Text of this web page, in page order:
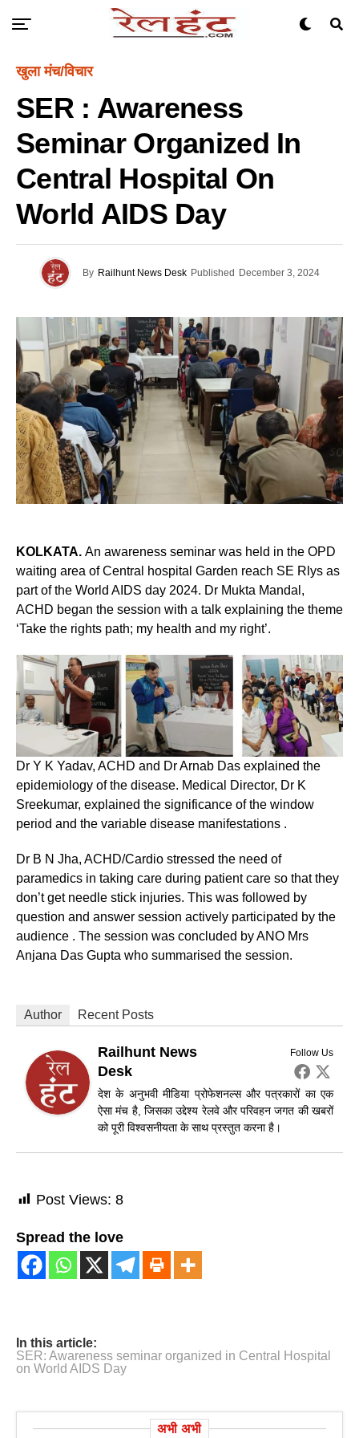
खुला मंच/विचार
SER : Awareness
Seminar Organized In
Central Hospital On
World AIDS Day
By Railhunt News Desk Published December 3, 2024
KOLKATA. An awareness seminar was held in the OPD
waiting area of Central hospital Garden reach SE Rlys as
part of the World AIDS day 2024. Dr Mukta Mandal,
ACHD began the session with a talk explaining the theme
‘Take the rights path; my health and my right’.
Dr Y K Yadav, ACHD and Dr Arnab Das explained the
epidemiology of the disease. Medical Director, Dr K
Sreekumar, explained the significance of the window
period and the variable disease manifestations .
Dr B N Jha, ACHD/Cardio stressed the need of
paramedics in taking care during patient care so that they
don’t get needle stick injuries. This was followed by
question and answer session actively participated by the
audience . The session was concluded by ANO Mrs
Anjana Das Gupta who summarised the session.
Author Recent Posts
Follow Us
Railhunt News
Desk
देश के अनुभवी मीडिया प्रोफेशनल्स और पत्रकारों का एक
ऐसा मंच है, जिसका उद्देश्य रेलवे और परिवहन जगत की खबरों
को पूरी विश्वसनीयता के साथ प्रस्तुत करना है।
Post Views: 8
Spread the love
In this article:
SER: Awareness seminar organized in Central Hospital
on World AIDS Day
अभी अभी